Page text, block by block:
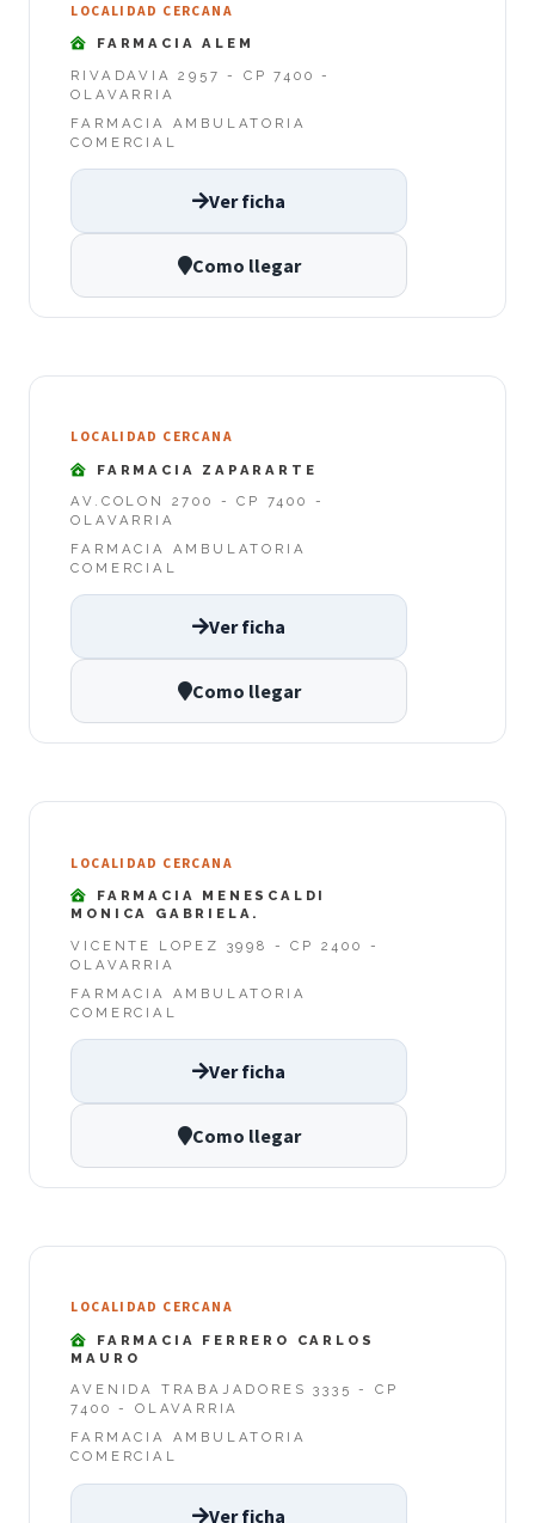
LOCALIDAD CERCANA
FARMACIA ALEM
RIVADAVIA 2957 - CP 7400 -
OLAVARRIA
FARMACIA AMBULATORIA
COMERCIAL
Ver ficha
Como llegar
LOCALIDAD CERCANA
FARMACIA ZAPARARTE
AV.COLON 2700 - CP 7400 -
OLAVARRIA
FARMACIA AMBULATORIA
COMERCIAL
Ver ficha
Como llegar
LOCALIDAD CERCANA
FARMACIA MENESCALDI
MONICA GABRIELA.
VICENTE LOPEZ 3998 - CP 2400 -
OLAVARRIA
FARMACIA AMBULATORIA
COMERCIAL
Ver ficha
Como llegar
LOCALIDAD CERCANA
FARMACIA FERRERO CARLOS
MAURO
AVENIDA TRABAJADORES 3335 - CP
7400 - OLAVARRIA
FARMACIA AMBULATORIA
COMERCIAL
Ver ficha